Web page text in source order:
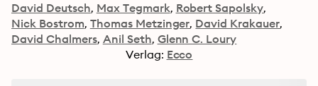
David Deutsch Max Tegmark Robert Sapolsky
Nick Bostrom Thomas Metzinger David Krakauer
David Chalmers Anil Seth Glenn C. Loury
Verlag: Ecco